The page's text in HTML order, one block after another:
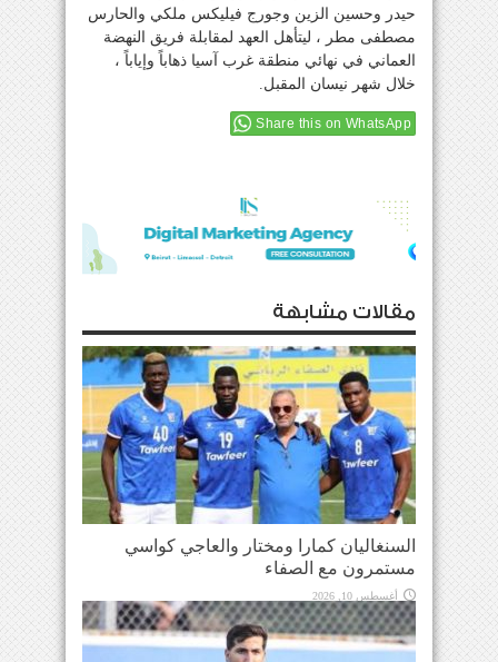
حيدر وحسين الزين وجورج فيليكس ملكي والحارس
مصطفى مطر ، ليتأهل العهد لمقابلة فريق النهضة
العماني في نهائي منطقة غرب آسيا ذهاباً وإياباً ،
خلال شهر نيسان المقبل.
Share this on WhatsApp
مقالات مشابهة
السنغاليان كمارا ومختار والعاجي كواسي
مستمرون مع الصفاء
أغسطس 10, 2026